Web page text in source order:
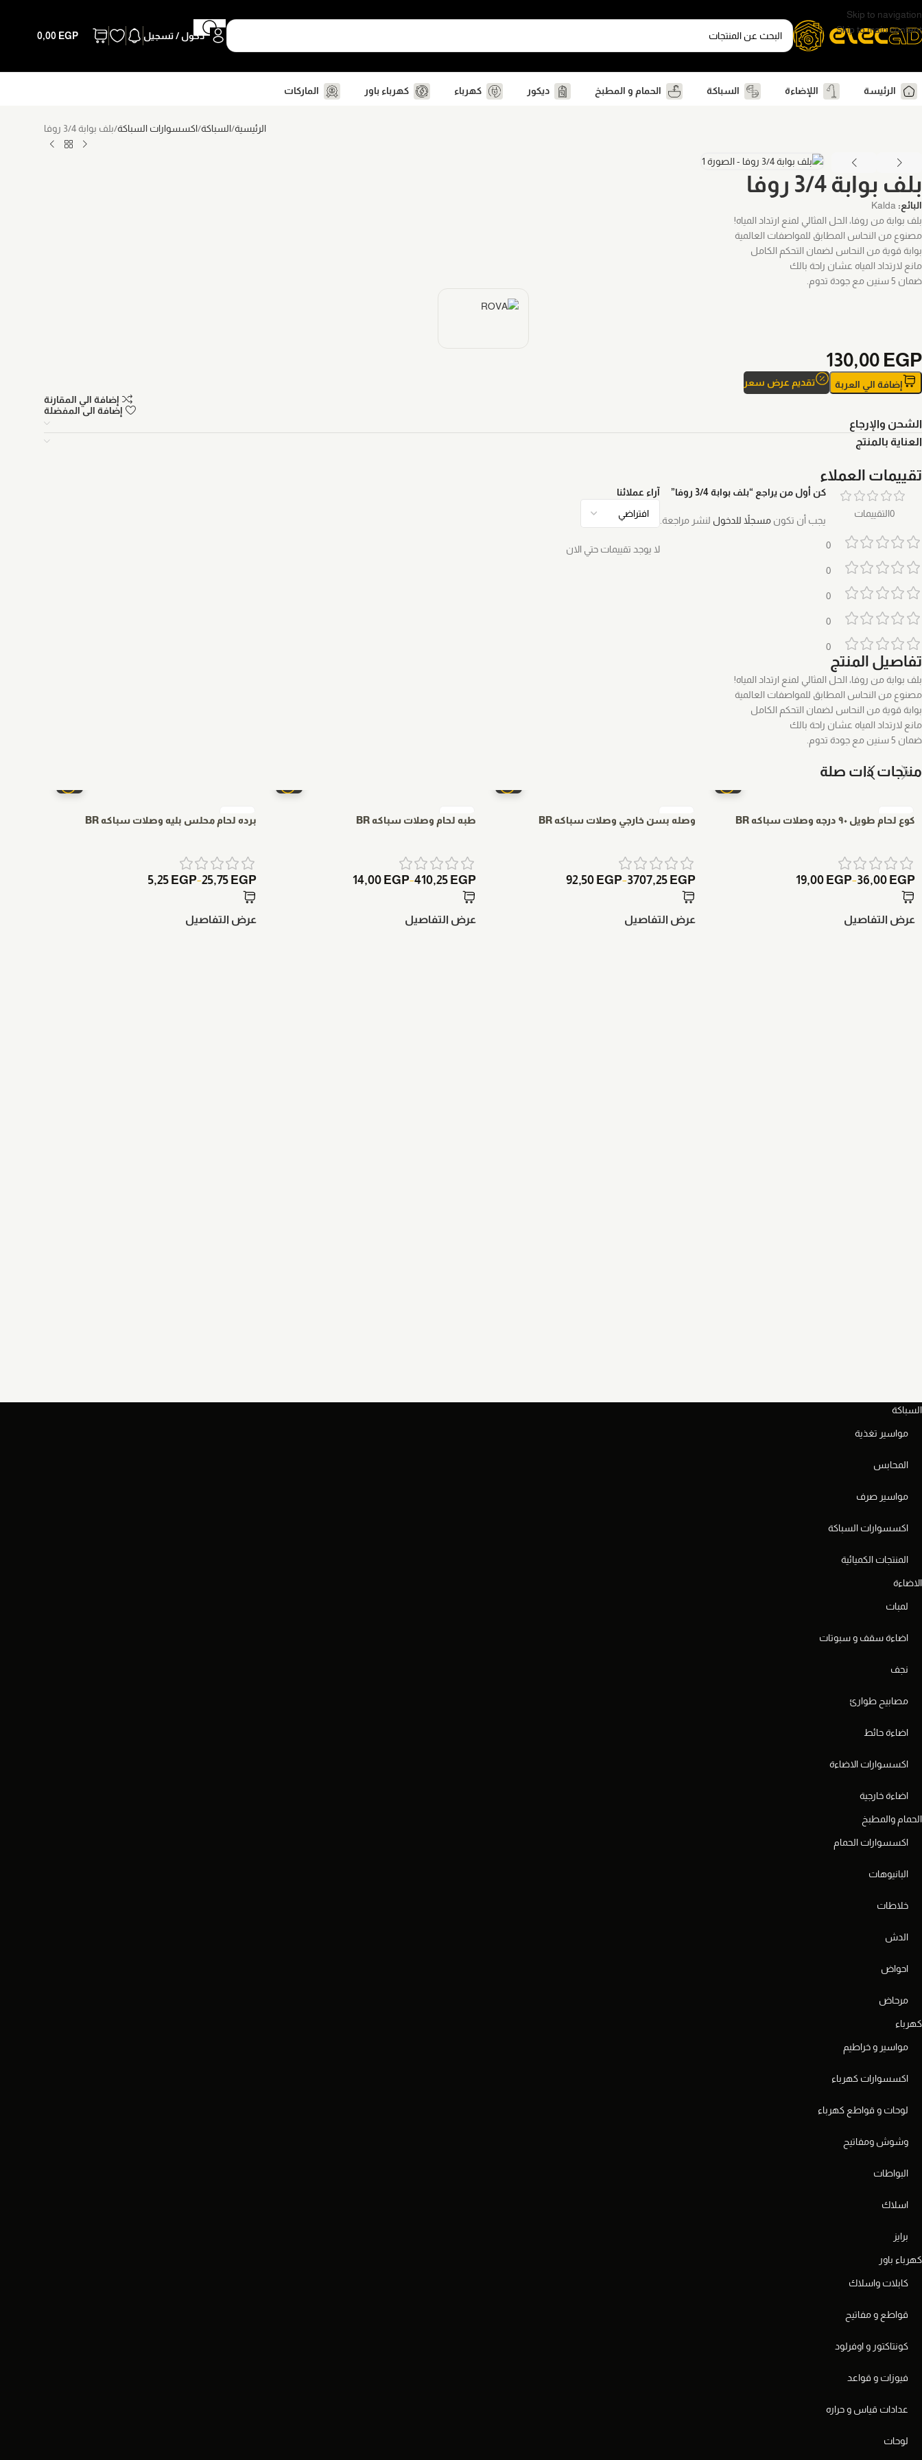
Skip to navigation
Skip to main content
دخول / تسجيل 0,00 EGP
الرئيسة اللإضاءة السباكة الحمام و المطبخ ديكور كهرباء كهرباء باور الماركات
الرئيسية السباكة اكسسوارات السباكة بلف بوابة 3/4 روفا
بلف بوابة 3/4 روفا
البائع: Kalda
بلف بوابة من روفا، الحل المثالي لمنع ارتداد المياه!
مصنوع من النحاس المطابق للمواصفات العالمية
بوابة قوية من النحاس لضمان التحكم الكامل
مانع لارتداد المياه عشان راحة بالك
ضمان 5 سنين مع جودة تدوم.
130,00 EGP
إضافة الي العربة
تقديم عرض سعر
إضافة الي المقارنة
إضافة الى المفضلة
الشحن والإرجاع
العناية بالمنتج
تقييمات العملاء
0التقييمات
0
0
0
0
0
آراء عملائنا
لا يوجد تقييمات حتي الان
كن أول من يراجع “بلف بوابة 3/4 روفا”
يجب أن تكون مسجلاً للدخول لنشر مراجعة.
تفاصيل المنتج
بلف بوابة من روفا، الحل المثالي لمنع ارتداد المياه!
مصنوع من النحاس المطابق للمواصفات العالمية
بوابة قوية من النحاس لضمان التحكم الكامل
مانع لارتداد المياه عشان راحة بالك
ضمان 5 سنين مع جودة تدوم.
منتجات ذات صلة
كوع لحام طويل ٩٠ درجه وصلات سباكه BR
19,00 EGP–36,00 EGP
عرض التفاصيل
وصله بسن خارجي وصلات سباكه BR
92,50 EGP–3707,25 EGP
عرض التفاصيل
طبه لحام وصلات سباكه BR
14,00 EGP–410,25 EGP
عرض التفاصيل
برده لحام محلس بليه وصلات سباكه BR
5,25 EGP–25,75 EGP
عرض التفاصيل
السباكة
مواسير تغذية
المحابس
مواسير صرف
اكسسوارات السباكة
المنتجات الكميائية
الاضاءة
لمبات
اضاءة سقف و سبوتات
نجف
مصابيح طوارئ
اضاءة حائط
اكسسوارات الاضاءة
اضاءة خارجية
الحمام والمطبخ
اكسسوارات الحمام
البانيوهات
خلاطات
الدش
احواض
مرحاض
كهرباء
مواسير و خراطيم
اكسسوارات كهرباء
لوحات و قواطع كهرباء
وشوش ومفاتيح
البواطات
اسلاك
برايز
كهرباء باور
كابلات واسلاك
قواطع و مفاتيح
كونتاكتور و اوفرلود
فيوزات و قواعد
عدادات قياس و حراره
لوحات